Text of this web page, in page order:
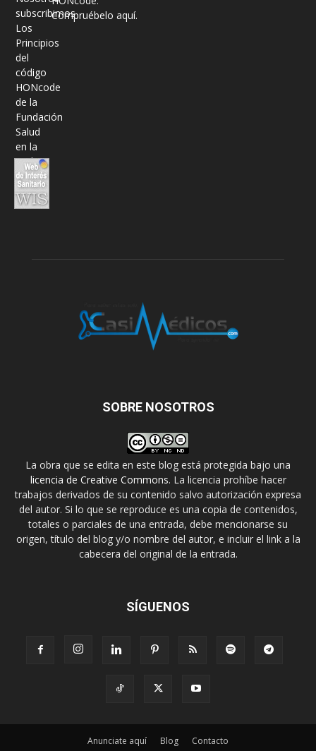
Compruébelo aquí.
SOBRE NOSOTROS
La obra que se edita en este blog está protegida bajo una
licencia de Creative Commons. La licencia prohíbe hacer
trabajos derivados de su contenido salvo autorización expresa
del autor. Si lo que se reproduce es una copia de contenidos,
totales o parciales de una entrada, debe mencionarse su
origen, título del blog y/o nombre del autor, e incluir el link a la
cabecera del original de la entrada.
SÍGUENOS
Anunciate aquí Blog Contacto